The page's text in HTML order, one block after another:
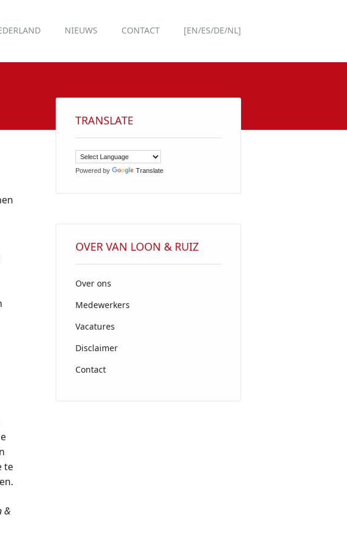
NIEUWS CONTACT [EN/ES/DE/NL]
te
&
TRANSLATE
Powered by Translate
OVER VAN LOON & RUIZ
Over ons
Medewerkers
Vacatures
Disclaimer
Contact